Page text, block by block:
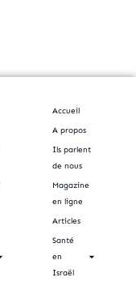
Accueil
A propos
Ils parlent
de nous
Magazine
en ligne
Articles
Santé
en
Israël